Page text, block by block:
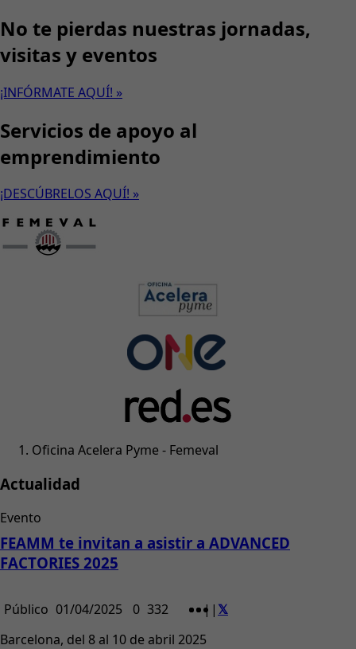
No te pierdas nuestras jornadas,
visitas y eventos
¡INFÓRMATE AQUÍ! »
Servicios de apoyo al
emprendimiento
¡DESCÚBRELOS AQUÍ! »
Oficina Acelera Pyme - Femeval
Actualidad
Evento
FEAMM te invitan a asistir a ADVANCED
FACTORIES 2025
Público 01/04/2025 0 332 | |
Barcelona, del 8 al 10 de abril 2025